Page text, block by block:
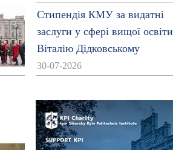
Стипендія КМУ за видатні
заслуги у сфері вищої освіти
Віталію Дідковському
30-07-2026